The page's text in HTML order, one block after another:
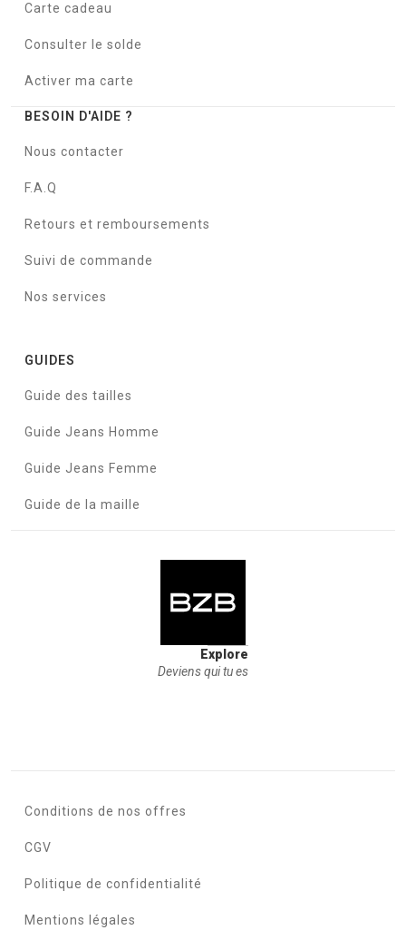
Carte cadeau
Consulter le solde
Activer ma carte
BESOIN D'AIDE ?
Nous contacter
F.A.Q
Retours et remboursements
Suivi de commande
Nos services
GUIDES
Guide des tailles
Guide Jeans Homme
Guide Jeans Femme
Guide de la maille
Explore
Deviens qui tu es
Conditions de nos offres
CGV
Politique de confidentialité
Mentions légales